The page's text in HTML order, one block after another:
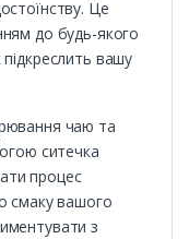
Це
до будь-якого
вашу
чаю та
ситечка
процес
смаку вашого
з